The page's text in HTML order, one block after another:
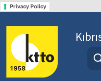
Privacy Policy